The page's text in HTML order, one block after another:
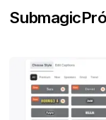
Submagic